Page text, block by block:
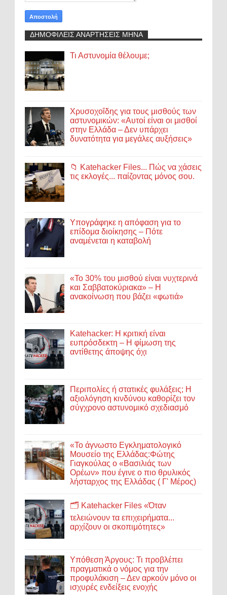
ΔΗΜΟΦΙΛΕΙΣ ΑΝΑΡΤΗΣΕΙΣ ΜΗΝΑ
Τι Αστυνομία θέλουμε;
Χρυσοχοΐδης για τους μισθούς των
αστυνομικών: «Αυτοί είναι οι μισθοί
στην Ελλάδα – Δεν υπάρχει
δυνατότητα για μεγάλες αυξήσεις»
📁 Katehacker Files... Πώς να χάσεις
τις εκλογές... παίζοντας μόνος σου.
Υπογράφηκε η απόφαση για το
επίδομα διοίκησης – Πότε
αναμένεται η καταβολή
«Το 30% του μισθού είναι νυχτερινά
και Σαββατοκύριακα» – Η
ανακοίνωση που βάζει «φωτιά»
Katehacker: Η κριτική είναι
ευπρόσδεκτη – Η φίμωση της
αντίθετης άποψης όχι
Περιπολίες ή στατικές φυλάξεις; Η
αξιολόγηση κινδύνου καθορίζει τον
σύγχρονο αστυνομικό σχεδιασμό
«Το άγνωστο Εγκληματολογικό
Μουσείο της Ελλάδας:Φώτης
Γιαγκούλας ο «Βασιλιάς των
Ορέων» που έγινε ο πιο θρυλικός
λήσταρχος της Ελλάδας ( Γ' Μέρος)
🗂️ Katehacker Files «Όταν
τελειώνουν τα επιχειρήματα...
αρχίζουν οι σκοπιμότητες»
Υπόθεση Άργους: Τι προβλέπει
πραγματικά ο νόμος για την
προφυλάκιση – Δεν αρκούν μόνο οι
ισχυρές ενδείξεις ενοχής